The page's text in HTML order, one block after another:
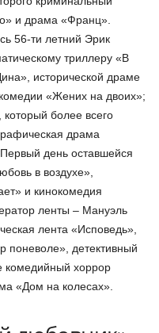
и драма «Франц».
56-ти летний Эрик
триллеру «В
исторической драме
«Жених на двоих»;
более всего
драма
день оставшейся
в воздухе»,
и кинокомедия
ленты – Мануэль
лента «Исповедь»,
поневоле», детективный
комедийный хоррор
«Дом на колесах».